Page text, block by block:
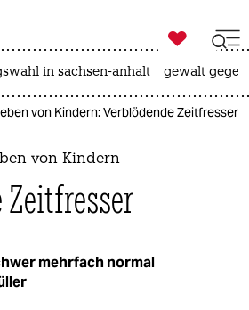
taz zahl ich
zahl ich

taz zahl ich
in sachsen-anhalt gewalt
von Kindern: Verblödende Zeitfresser
von Kindern
Zeitfresser
mehrfach normal